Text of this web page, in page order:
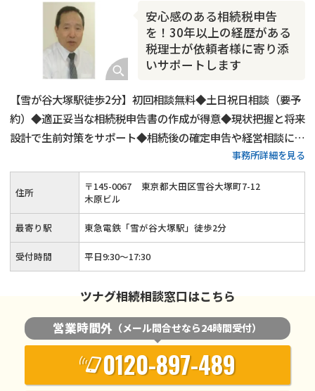
相続人調査
相続財産調査
相続トラブル
安心感のある相続税申告
を！30年以上の経歴がある
税理士が依頼者様に寄り添
いサポートします
【雪が谷大塚駅徒歩2分】初回相談無料◆土日祝日相談（要予
約）◆適正妥当な相続税申告書の作成が得意◆現状把握と将来
設計で生前対策をサポート◆相続後の確定申告や経営相談にも
対応可能◆ベテラン税理士が相談から申告後のフォローまで対
応します。まずは相続税に関するお悩みをお聞かせください。
事務所詳細を見る
住所 〒145-0067
東京都大田区雪谷大塚町7-12
木原ビル
最寄り駅 東急電鉄「雪が谷大塚駅」徒歩2分
受付時間 平日9:30～17:30
ツナグ相続相談窓口はこちら
営業時間外 （メール問合せなら24時間受付）
0120-897-489